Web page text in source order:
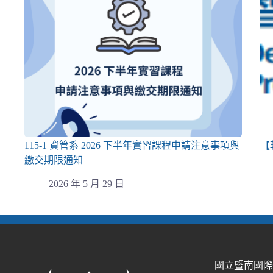
115-1 資管系 2026 下半年實習課程申請注意事項與
繳交期限通知
2026 年 5 月 29 日
國立暨南國